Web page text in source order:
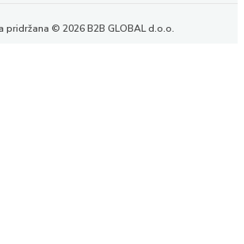
pridržana © 2026 B2B GLOBAL d.o.o.